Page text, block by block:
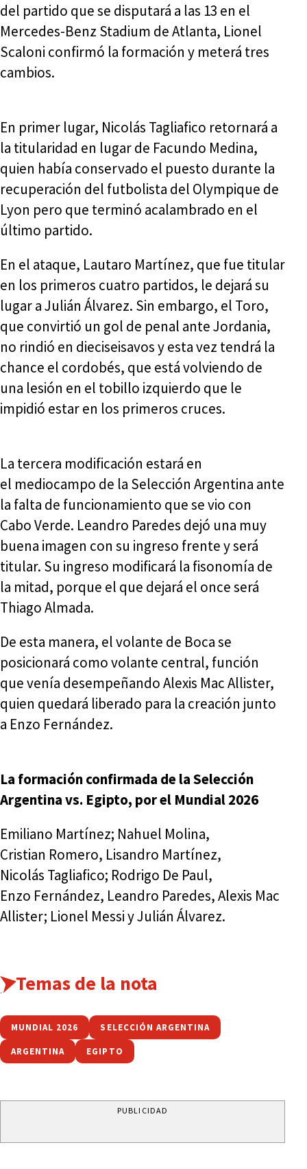
del partido que se disputará a las 13 en el
Mercedes-Benz Stadium de Atlanta, Lionel
Scaloni confirmó la formación y meterá tres
cambios.
En primer lugar, Nicolás Tagliafico retornará a
la titularidad en lugar de Facundo Medina,
quien había conservado el puesto durante la
recuperación del futbolista del Olympique de
Lyon pero que terminó acalambrado en el
último partido.
En el ataque, Lautaro Martínez, que fue titular
en los primeros cuatro partidos, le dejará su
lugar a Julián Álvarez. Sin embargo, el Toro,
que convirtió un gol de penal ante Jordania,
no rindió en dieciseisavos y esta vez tendrá la
chance el cordobés, que está volviendo de
una lesión en el tobillo izquierdo que le
impidió estar en los primeros cruces.
La tercera modificación estará en
el mediocampo de la Selección Argentina ante
la falta de funcionamiento que se vio con
Cabo Verde. Leandro Paredes dejó una muy
buena imagen con su ingreso frente y será
titular. Su ingreso modificará la fisonomía de
la mitad, porque el que dejará el once será
Thiago Almada.
De esta manera, el volante de Boca se
posicionará como volante central, función
que venía desempeñando Alexis Mac Allister,
quien quedará liberado para la creación junto
a Enzo Fernández.
La formación confirmada de la Selección
Argentina vs. Egipto, por el Mundial 2026
Emiliano Martínez; Nahuel Molina,
Cristian Romero, Lisandro Martínez,
Nicolás Tagliafico; Rodrigo De Paul,
Enzo Fernández, Leandro Paredes, Alexis Mac
Allister; Lionel Messi y Julián Álvarez.
Temas de la nota
MUNDIAL 2026 SELECCIÓN ARGENTINA
ARGENTINA EGIPTO
PUBLICIDAD